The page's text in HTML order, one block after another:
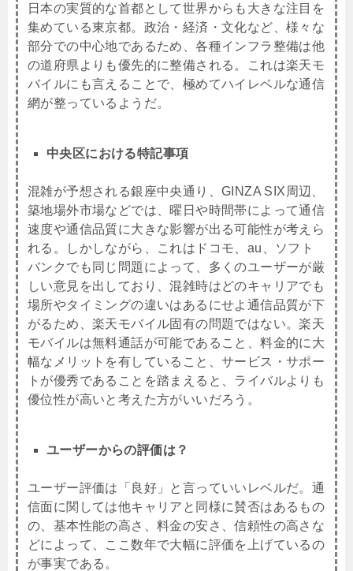
日本の実質的な首都として世界からも大きな注目を
集めている東京都。政治・経済・文化など、様々な
部分での中心地であるため、各種インフラ整備は他
の道府県よりも優先的に整備される。これは楽天モ
バイルにも言えることで、極めてハイレベルな通信
網が整っているようだ。
中央区における特記事項
混雑が予想される銀座中央通り、GINZA SIX周辺、
築地場外市場などでは、曜日や時間帯によって通信
速度や通信品質に大きな影響が出る可能性が考えら
れる。しかしながら、これはドコモ、au、ソフト
バンクでも同じ問題によって、多くのユーザーが厳
しい意見を出しており、混雑時はどのキャリアでも
場所やタイミングの違いはあるにせよ通信品質が下
がるため、楽天モバイル固有の問題ではない。楽天
モバイルは無料通話が可能であること、料金的に大
幅なメリットを有していること、サービス・サポー
トが優秀であることを踏まえると、ライバルよりも
優位性が高いと考えた方がいいだろう。
ユーザーからの評価は？
ユーザー評価は「良好」と言っていいレベルだ。通
信面に関しては他キャリアと同様に賛否はあるもの
の、基本性能の高さ、料金の安さ、信頼性の高さな
どによって、ここ数年で大幅に評価を上げているの
が事実である。